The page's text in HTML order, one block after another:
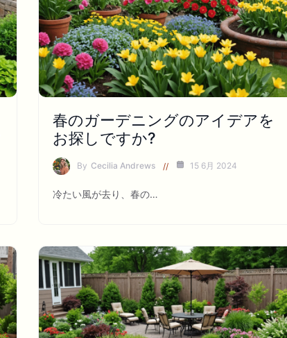
春のガーデニングのアイデアを
お探しですか?
By Cecilia Andrews 15 6月 2024
冷たい風が去り、春の…